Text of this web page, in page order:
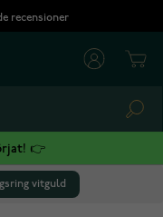
recensioner
👉
vitguld